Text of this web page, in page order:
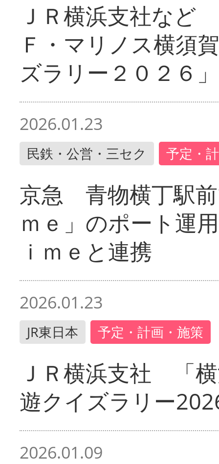
ＪＲ横浜支社など
Ｆ・マリノス横須
ズラリー２０２６」
2026.01.23
民鉄・公営・三セク 予定・
京急 青物横丁駅
ｍｅ」のポート運
ｉｍｅと連携
2026.01.23
JR東日本 予定・計画・施策
ＪＲ横浜支社 「
遊クイズラリー
2026.01.09